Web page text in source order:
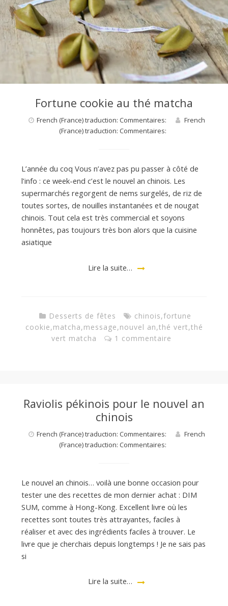
d
Fortune cookie au thé matcha
French (France) traduction: Commentaires:
French
(France) traduction: Commentaires:
L’année du coq Vous n’avez pas pu passer à côté de
l’info : ce week-end c’est le nouvel an chinois. Les
supermarchés regorgent de nems surgelés, de riz de
toutes sortes, de nouilles instantanées et de nougat
chinois. Tout cela est très commercial et soyons
honnêtes, pas toujours très bon alors que la cuisine
asiatique
Lire la suite…
Desserts de fêtes chinois,fortune
cookie,matcha,message,nouvel an,thé vert,thé
vert matcha
1 commentaire
Raviolis pékinois pour le nouvel an
chinois
French (France) traduction: Commentaires:
French
(France) traduction: Commentaires:
Le nouvel an chinois… voilà une bonne occasion pour
tester une des recettes de mon dernier achat : DIM
SUM, comme à Hong-Kong. Excellent livre où les
recettes sont toutes très attrayantes, faciles à
réaliser et avec des ingrédients faciles à trouver. Le
livre que je cherchais depuis longtemps ! Je ne sais pas
si
Lire la suite…